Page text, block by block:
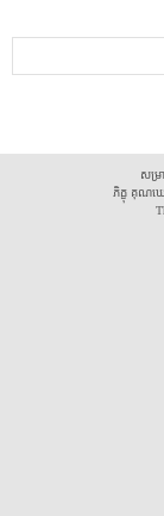
សម្រ
ភិក្ខុ គុណឃ